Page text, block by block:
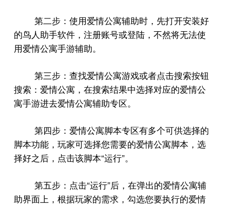
第二步：使用爱情公寓辅助时，先打开安装好
的鸟人助手软件，注册账号或登陆，不然将无法使
用爱情公寓手游辅助。
第三步：查找爱情公寓游戏或者点击搜索按钮
搜索：爱情公寓，在搜索结果中选择对应的爱情公
寓手游进去爱情公寓辅助专区。
第四步：爱情公寓脚本专区有多个可供选择的
脚本功能，玩家可选择您需要的爱情公寓脚本，选
择好之后，点击该脚本“运行”。
第五步：点击“运行”后，在弹出的爱情公寓辅
助界面上，根据玩家的需求，勾选您要执行的爱情